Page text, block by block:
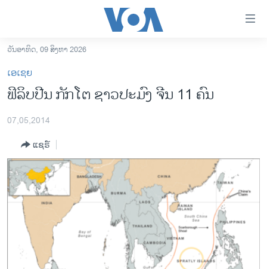
ເຂົ້າ
ຫາ
ຂ້າມ
ຂ້າມ
ໄປ
ຊອກ
ຄົ້ນ
ລາວ
ການເລືອກຕັ້ງ ປະທານາທີບໍດີ ສະຫະລັດ 2024
ຂ່າວ​ຈີນ
ໂລກ
ເອເຊຍ
ອິດສະຫຼະພາບດ້ານການຂ່າວ
ຊີວິດຊາວລາວ
ຊຸມຊົນຊາວລາວ
ວັນອາທິດ, 09 ສິງຫາ 2026
ເອເຊຍ
ຟິລິບປີນ ກັກໂຕ ຊາວປະມົງ ຈີນ 11 ຄົນ
07,05,2014
ແຊຣ໌